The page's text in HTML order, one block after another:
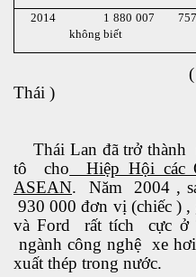
2014 1 880 007 757
không biết
( Theo Hiệp
Thái )
Thái Lan đã trở thành
tô cho Hiệp Hội các
ASEAN. Năm 2004 ,
930 000 đơn vị (chiếc )
và Ford rất tích cực ở
ngành công nghệ xe
xuất thép trong nước.
đới
hải ngoại